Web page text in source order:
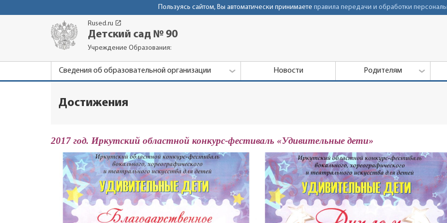
Пользуясь сайтом, Вы автоматически принимаете правила передачи и обработки
Rused.ru launch
Детский сад № 90
Учреждение Образования:
Сведения об образовательной организации Новости Родителям
Достижения
2017 год. Иркутский областной конкурс-фестиваль «Удивительные дети»